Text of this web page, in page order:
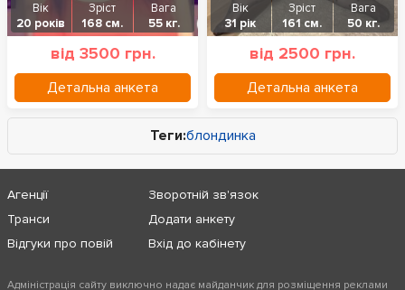
Вік
20 років
Зріст
168 см.
Вага
55 кг.
від 3500 грн.
Детальна анкета
Вік
31 рік
Зріст
161 см.
Вага
50 кг.
від 2500 грн.
Детальна анкета
Теги:блондинка
Агенції
Транси
Відгуки про повій
Зворотній зв'язок
Додати анкету
Вхід до кабінету
Адміністрація сайту виключно надає майданчик для розміщення реклами